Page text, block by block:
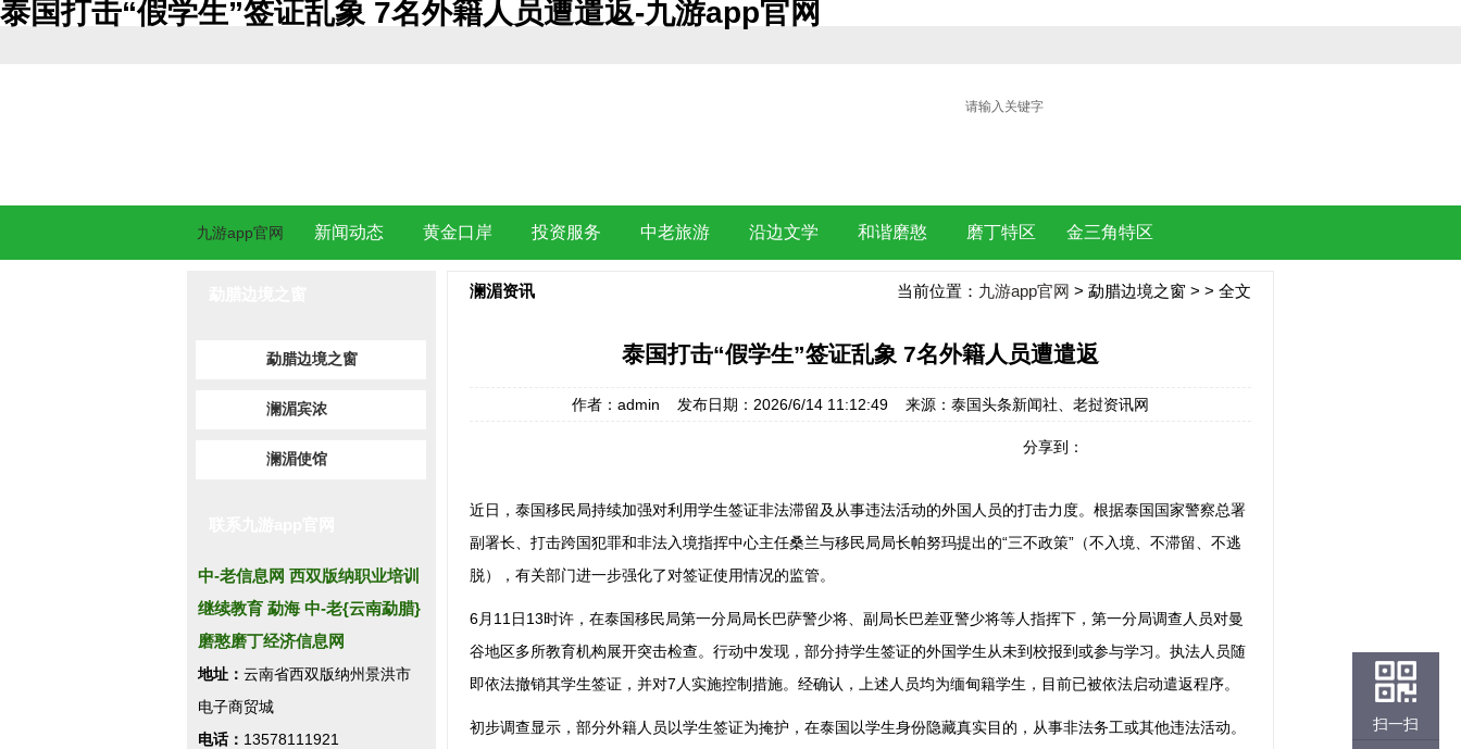
泰国打击“假学生”签证乱象 7名外籍人员遭遣返-九游app官网
九游app官网 新闻动态 黄金口岸 投资服务 中老旅游 沿边文学 和谐磨憨 磨丁特区 金三角特区
勐腊边境之窗
澜湄宾浓
澜湄使馆
中-老信息网 西双版纳职业培训
继续教育 勐海 中-老{云南勐腊}
磨憨磨丁经济信息网
地址： 云南省西双版纳州景洪市
电子商贸城
电话： 13578111921
澜湄资讯 当前位置： 九游app官网 > 勐腊边境之窗 > > 全文
泰国打击“假学生”签证乱象 7名外籍人员遭遣返
作者：admin 发布日期：2026/6/14 11:12:49 来源：泰国头条新闻社、老挝资讯网
分享到：
近日，泰国移民局持续加强对利用学生签证非法滞留及从事违法活动的外国人员的打击力度。根据泰国国家警察总署
副署长、打击跨国犯罪和非法入境指挥中心主任桑兰与移民局局长帕努玛提出的“三不政策”（不入境、不滞留、不逃
脱），有关部门进一步强化了对签证使用情况的监管。
6月11日13时许，在泰国移民局第一分局局长巴萨警少将、副局长巴差亚警少将等人指挥下，第一分局调查人员对曼
谷地区多所教育机构展开突击检查。行动中发现，部分持学生签证的外国学生从未到校报到或参与学习。执法人员随
即依法撤销其学生签证，并对7人实施控制措施。经确认，上述人员均为缅甸籍学生，目前已被依法启动遣返程序。
初步调查显示，部分外籍人员以学生签证为掩护，在泰国以学生身份隐藏真实目的，从事非法务工或其他违法活动。
扫一扫